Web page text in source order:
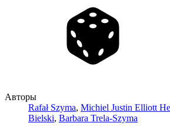
Авторы
Rafał Szyma, Michiel Justin Elliott
Bielski, Barbara Trela-Szyma